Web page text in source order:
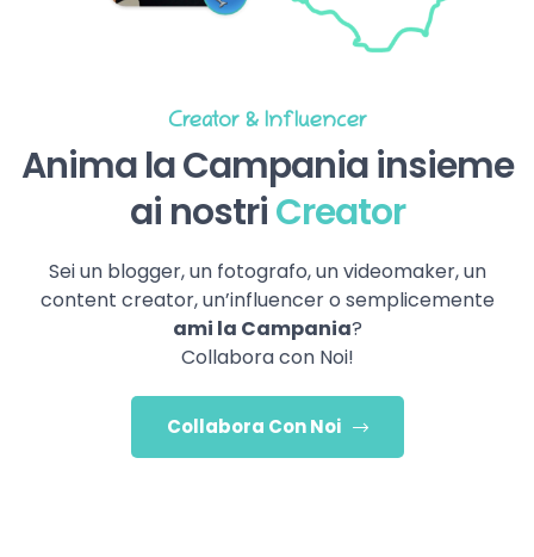
Creator & Influencer
Anima la Campania insieme
ai nostriCreator
Sei un blogger, un fotografo, un videomaker, un
content creator, un’influencer o semplicemente
ami la Campania?
Collabora con Noi!
Collabora Con Noi